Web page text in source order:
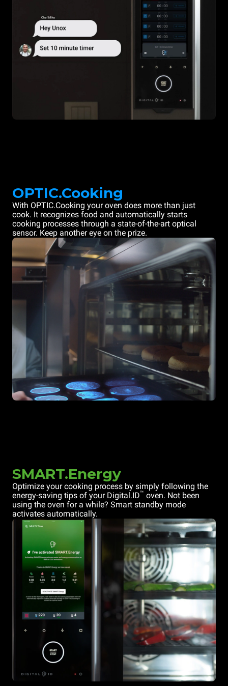
OPTIC.Cooking
With OPTIC.Cooking your oven does more than just
cook. It recognizes food and automatically starts
cooking processes through a state-of-the-art optical
sensor. Keep another eye on the prize.
SMART.Energy
Optimize your cooking process by simply following the
energy-saving tips of your Digital.ID™ oven. Not been
using the oven for a while? Smart standby mode
activates automatically.